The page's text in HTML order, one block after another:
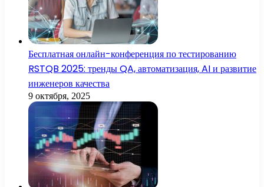
Бесплатная онлайн-конференция по тестированию
RSTQB 2025: тренды QA, автоматизация, AI и развитие
инженеров качества
9 октября, 2025